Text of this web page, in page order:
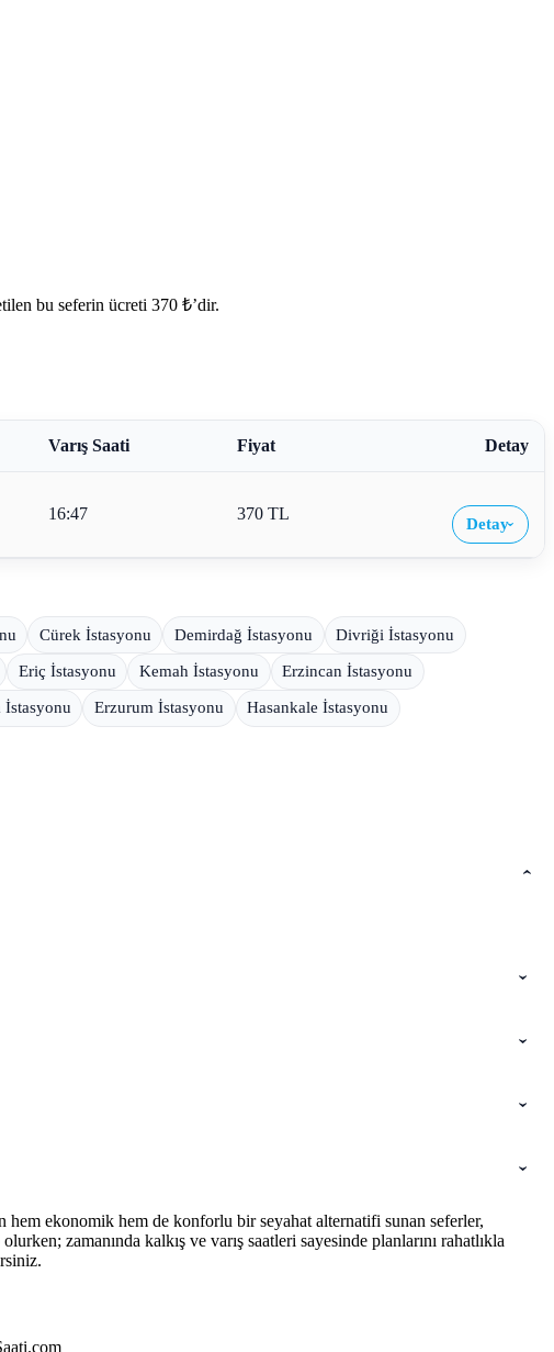
bu seferin ücreti 370 ₺’dir.
Varış Saati Fiyat Detay
16:47 370 TL
Detay›
Cürek İstasyonu Demirdağ İstasyonu Divriği İstasyonu
Eriç İstasyonu Kemah İstasyonu Erzincan İstasyonu
İstasyonu Erzurum İstasyonu Hasankale İstasyonu
ekonomik hem de konforlu bir seyahat alternatifi sunan seferler,
zamanında kalkış ve varış saatleri sayesinde planlarını rahatlıkla